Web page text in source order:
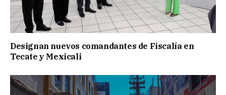
Designan nuevos comandantes de Fiscalía en
Tecate y Mexicali